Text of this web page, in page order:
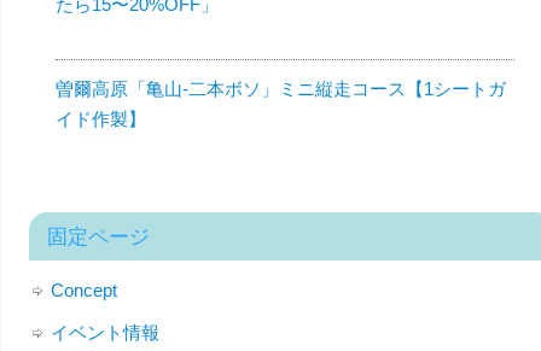
たら15〜20%OFF」
曽爾高原「亀山-二本ボソ」ミニ縦走コース【1シートガ
イド作製】
固定ページ
Concept
イベント情報